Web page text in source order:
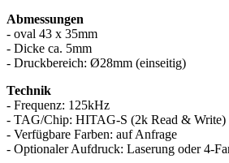
Abmessungen
- oval 43 x 35mm
- Dicke ca. 5mm
- Druckbereich: Ø28mm (einseitig)
Technik
- Frequenz: 125kHz
- TAG/Chip: HITAG-S (2k Read & Write)
- Verfügbare Farben: auf Anfrage
- Optionaler Aufdruck: Laserung oder 4-